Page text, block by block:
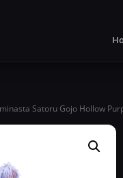
Satoru Gojo Hollow